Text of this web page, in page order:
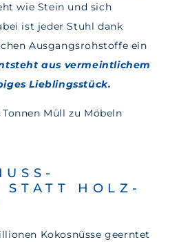
wie Stein und sich
ist jeder Stuhl dank
Ausgangsrohstoffe ein
aus vermeintlichem
Lieblingsstück.
Tonnen Müll zu Möbeln
STATT HOLZ-
Kokosnüsse geerntet